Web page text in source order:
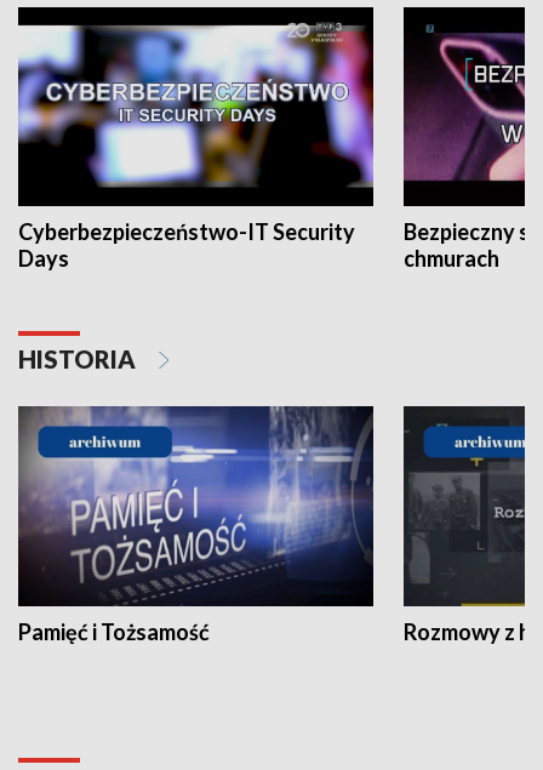
Cyberbezpieczeństwo-IT Security
Days
Bezpieczny
chmurach
HISTORIA
Pamięć i Tożsamość Rozmowy z